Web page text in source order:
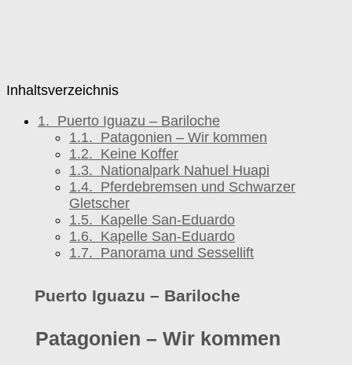
Inhaltsverzeichnis
1. Puerto Iguazu – Bariloche
1.1. Patagonien – Wir kommen
1.2. Keine Koffer
1.3. Nationalpark Nahuel Huapi
1.4. Pferdebremsen und Schwarzer
Gletscher
1.5. Kapelle San-Eduardo
1.6. Kapelle San-Eduardo
1.7. Panorama und Sessellift
Puerto Iguazu – Bariloche
Patagonien – Wir kommen